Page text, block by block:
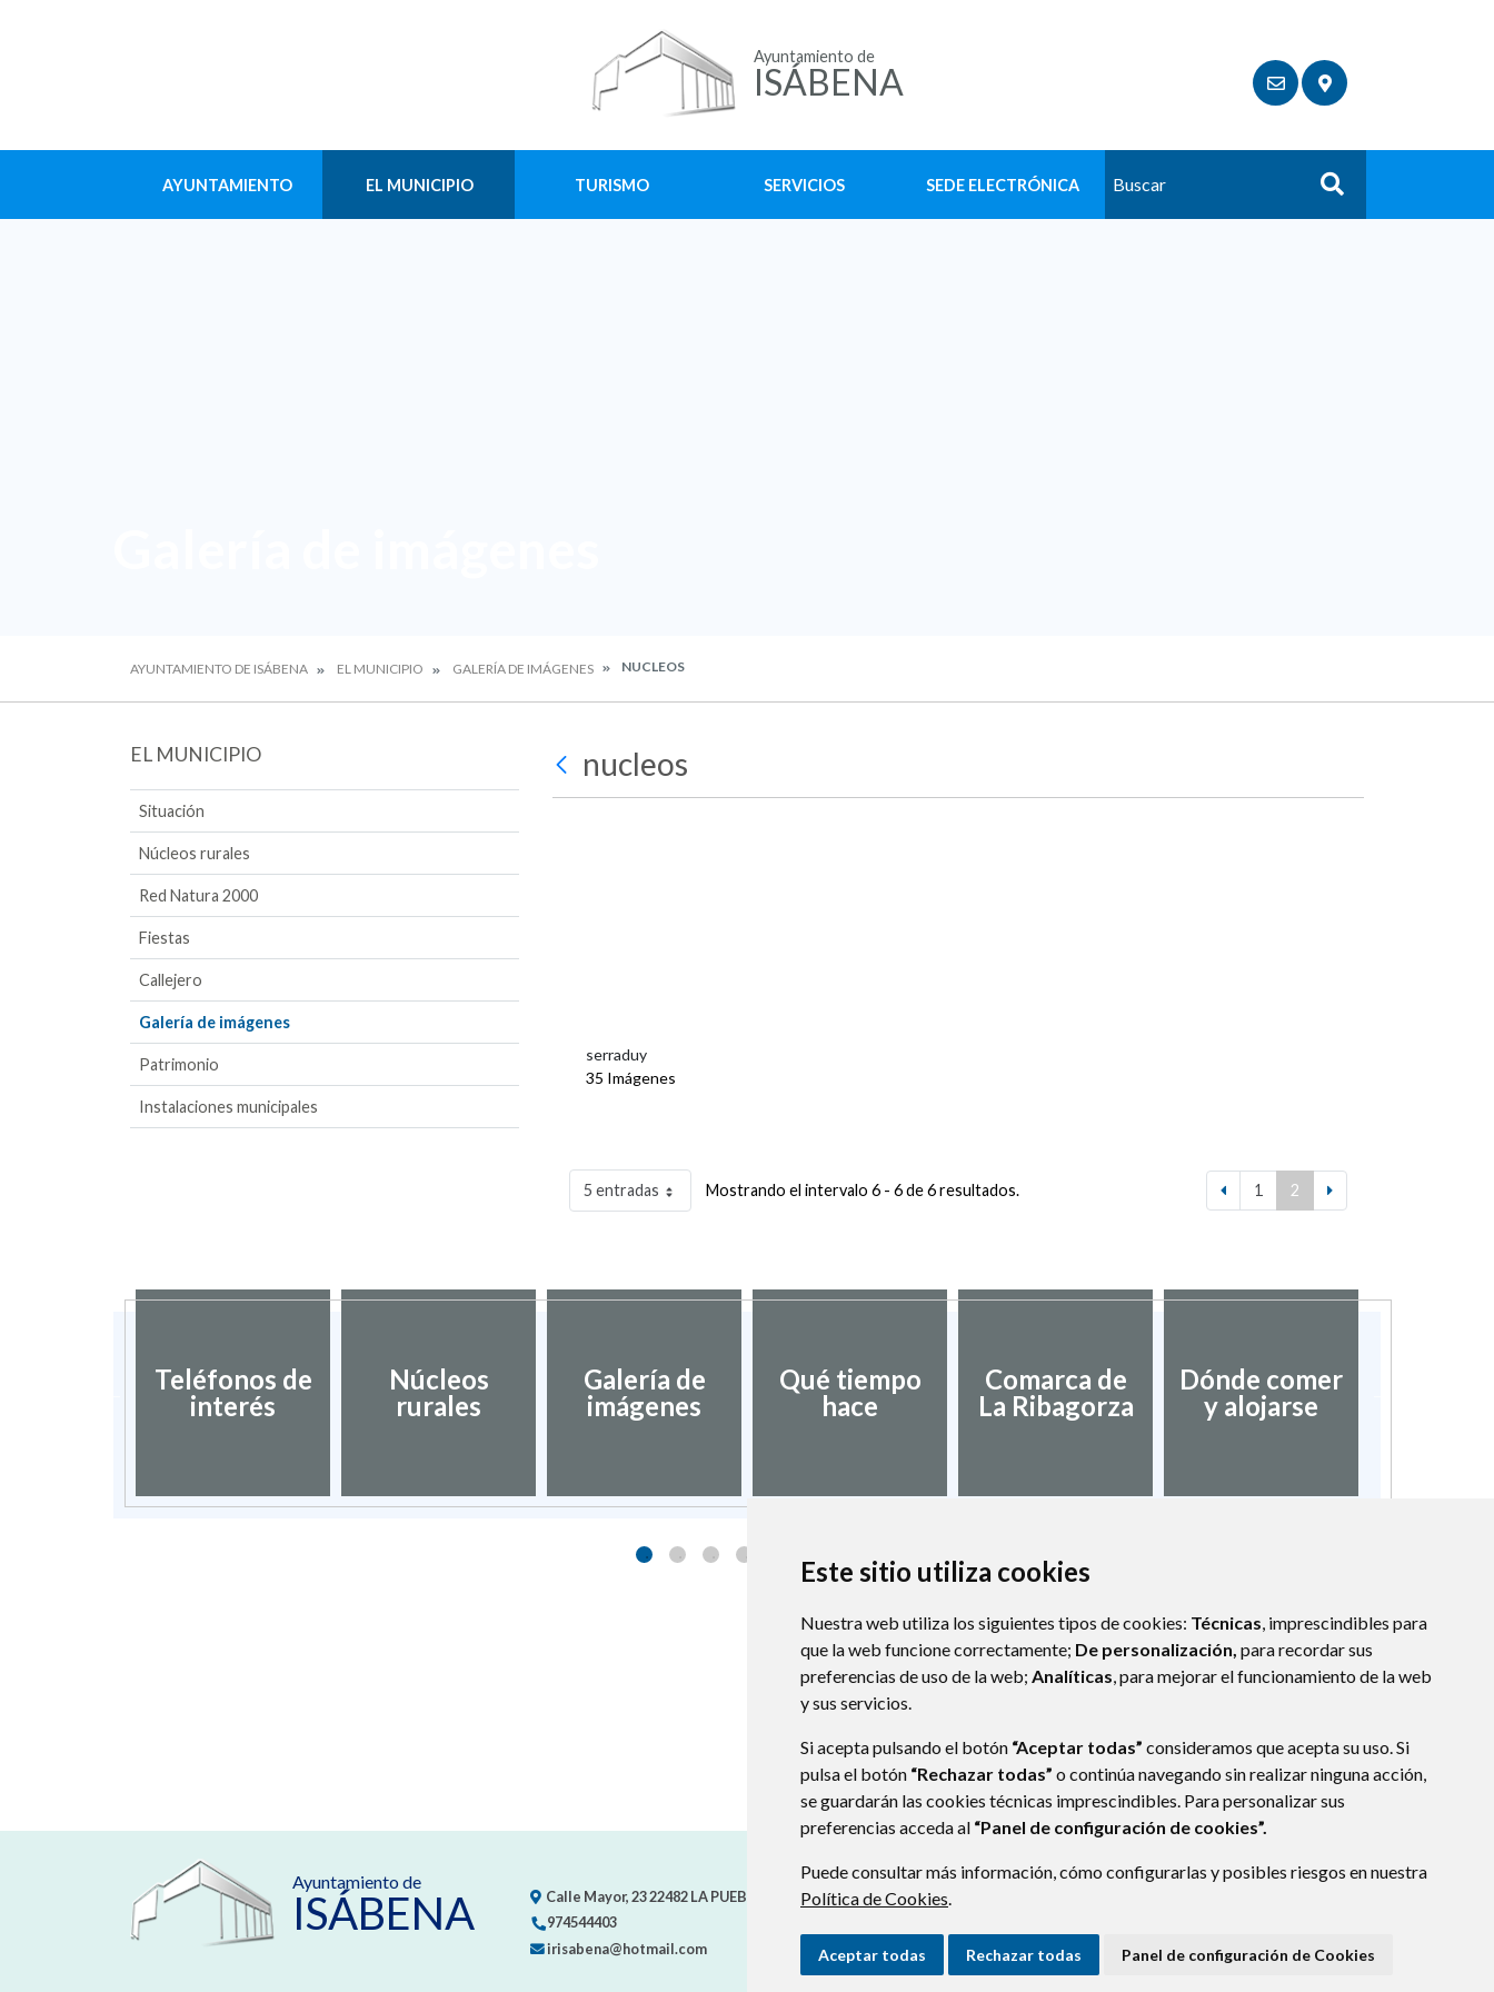
Este sitio utiliza cookies
Nuestra web utiliza los siguientes tipos de cookies: Técnicas, imprescindibles para
que la web funcione correctamente; De personalización, para recordar sus
preferencias de uso de la web; Analíticas, para mejorar el funcionamiento de la web
y sus servicios.
Si acepta pulsando el botón “Aceptar todas” consideramos que acepta su uso. Si
pulsa el botón “Rechazar todas” o continúa navegando sin realizar ninguna acción,
se guardarán las cookies técnicas imprescindibles. Para personalizar sus
preferencias acceda al “Panel de configuración de cookies”.
Puede consultar más información, cómo configurarlas y posibles riesgos en nuestra
Política de Cookies.
Aceptar todas Rechazar todas Panel de configuración de Cookies
Ayuntamiento de
ISÁBENA
AYUNTAMIENTO EL MUNICIPIO TURISMO SERVICIOS SEDE ELECTRÓNICA Buscar
AYUNTAMIENTO DE ISÁBENA EL MUNICIPIO GALERÍA DE IMÁGENES NUCLEOS
EL MUNICIPIO
Situación
Núcleos rurales
Red Natura 2000
Fiestas
Callejero
Galería de imágenes
Patrimonio
Instalaciones municipales
nucleos
serraduy
35 Imágenes
5 entradas Mostrando el intervalo 6 - 6 de 6 resultados. 1 2
Teléfonos de
interés
Núcleos
rurales
Galería de
imágenes
Qué tiempo
hace
Comarca de
La Ribagorza
Dónde comer
y alojarse
Ayuntamiento de
ISÁBENA Calle Mayor, 2322482LA PUEBLA DE RODA (HUESCA)- ARAGÓN
974544403
irisabena@hotmail.com